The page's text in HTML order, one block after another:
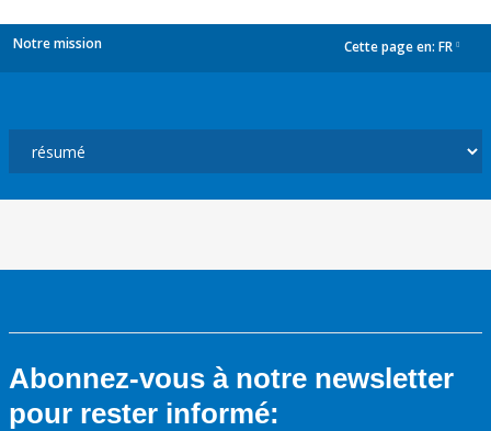
Notre mission Cette page en: FR
Abonnez-vous à notre newsletter
pour rester informé: